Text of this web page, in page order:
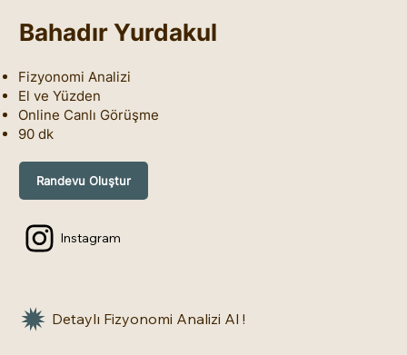
Bahadır Yurdakul
Fizyonomi Analizi
El ve Yüzden
Online Canlı Görüşme
90 dk
Randevu Oluştur
Instagram
Detaylı Fizyonomi Analizi Al !